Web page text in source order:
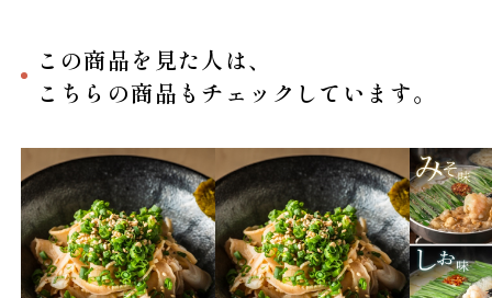
この商品を見た人は、
こちらの商品もチェックしています。